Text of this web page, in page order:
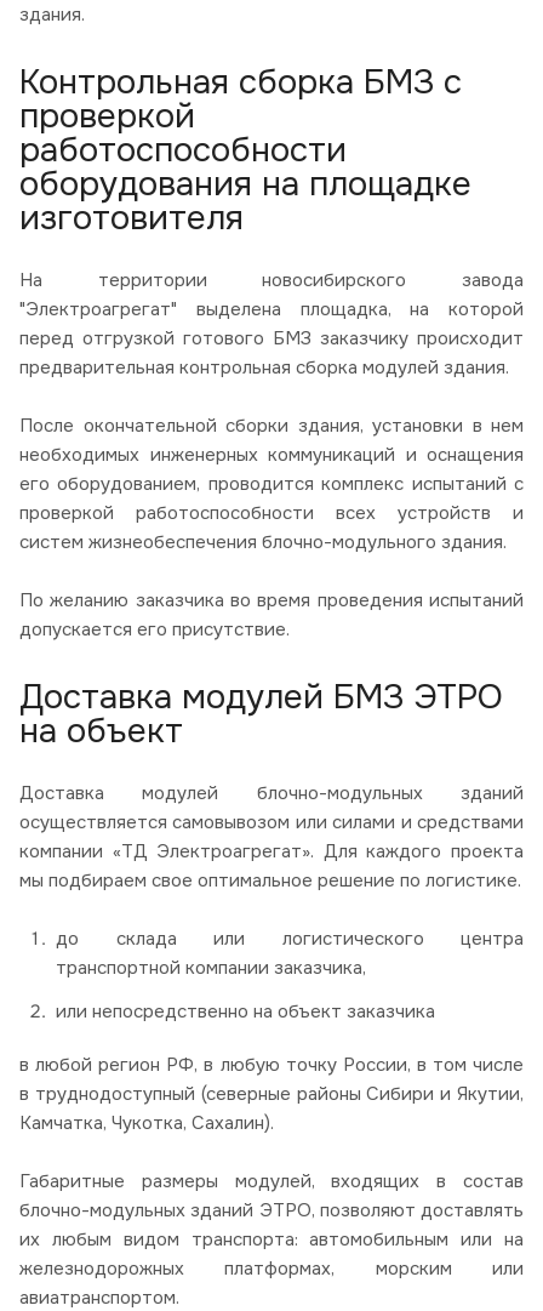
здания.
Контрольная сборка БМЗ с
проверкой
работоспособности
оборудования на площадке
изготовителя
На территории новосибирского завода
"Электроагрегат" выделена площадка, на которой
перед отгрузкой готового БМЗ заказчику происходит
предварительная контрольная сборка модулей здания.
После окончательной сборки здания, установки в нем
необходимых инженерных коммуникаций и оснащения
его оборудованием, проводится комплекс испытаний с
проверкой работоспособности всех устройств и
систем жизнеобеспечения блочно-модульного здания.
По желанию заказчика во время проведения испытаний
допускается его присутствие.
Доставка модулей БМЗ ЭТРО
на объект
Доставка модулей блочно-модульных зданий
осуществляется самовывозом или силами и средствами
компании «ТД Электроагрегат». Для каждого проекта
мы подбираем свое оптимальное решение по логистике.
до склада или логистического центра
транспортной компании заказчика,
или непосредственно на объект заказчика
в любой регион РФ, в любую точку России, в том числе
в труднодоступный (северные районы Сибири и Якутии,
Камчатка, Чукотка, Сахалин).
Габаритные размеры модулей, входящих в состав
блочно-модульных зданий ЭТРО, позволяют доставлять
их любым видом транспорта: автомобильным или на
железнодорожных платформах, морским или
авиатранспортом.